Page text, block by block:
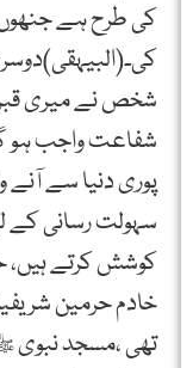
کی طرح ہے
شخص نے میری
شفاعت واجب ہو
پوری دنیا سے آنے
سہولت رسانی کے
کوشش کرتے ہیں،
خادم حرمین
تھی ،مسجد نبوی